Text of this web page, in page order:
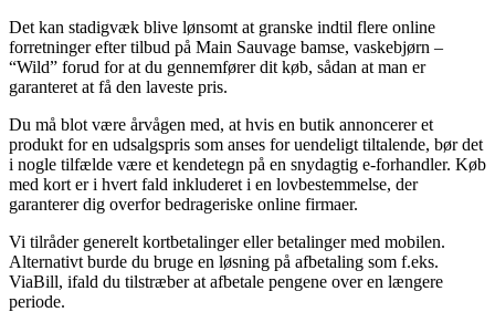
Det kan stadigvæk blive lønsomt at granske indtil flere online
forretninger efter tilbud på Main Sauvage bamse, vaskebjørn –
“Wild” forud for at du gennemfører dit køb, sådan at man er
garanteret at få den laveste pris.
Du må blot være årvågen med, at hvis en butik annoncerer et
produkt for en udsalgspris som anses for uendeligt tiltalende, bør det
i nogle tilfælde være et kendetegn på en snydagtig e-forhandler. Køb
med kort er i hvert fald inkluderet i en lovbestemmelse, der
garanterer dig overfor bedrageriske online firmaer.
Vi tilråder generelt kortbetalinger eller betalinger med mobilen.
Alternativt burde du bruge en løsning på afbetaling som f.eks.
ViaBill, ifald du tilstræber at afbetale pengene over en længere
periode.